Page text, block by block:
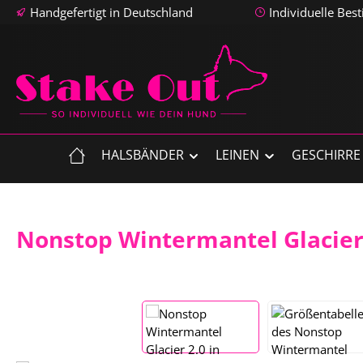
Hauptinhalt springen
Zur Suche springen
Zur Hauptnavigation springen
Handgefertigt in Deutschland Individuelle
HALSBÄNDER LEINEN GESCHIRRE
Nonstop Wintermantel
Bildergalerie überspringen